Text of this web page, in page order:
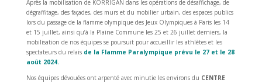
Après la mobilisation de KORRIGAN dans les opérations de désaffichage, de
dégraffitage, des façades, des murs et du mobilier urbain, des espaces publics
lors du passage de la flamme olympique des Jeux Olympiques à Paris les 14
et 15 juillet, ainsi qu’à la Plaine Commune les 25 et 26 juillet derniers, la
mobilisation de nos équipes se poursuit pour accueillir les athlètes et les
spectateurs du relais de la Flamme Paralympique prévu le 27 et le 28
août 2024.
Nos équipes dévouées ont arpenté avec minutie les environs du CENTRE